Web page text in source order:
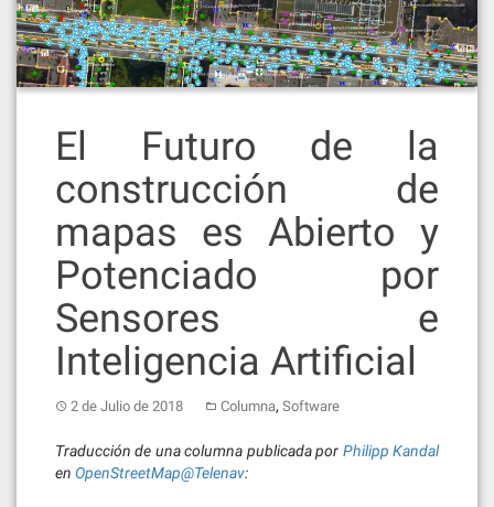
El Futuro de la
construcción de
mapas es Abierto y
Potenciado por
Sensores e
Inteligencia Artificial
2 de Julio de 2018 Columna, Software
Traducción de una columna publicada por Philipp Kandal
en OpenStreetMap@Telenav: